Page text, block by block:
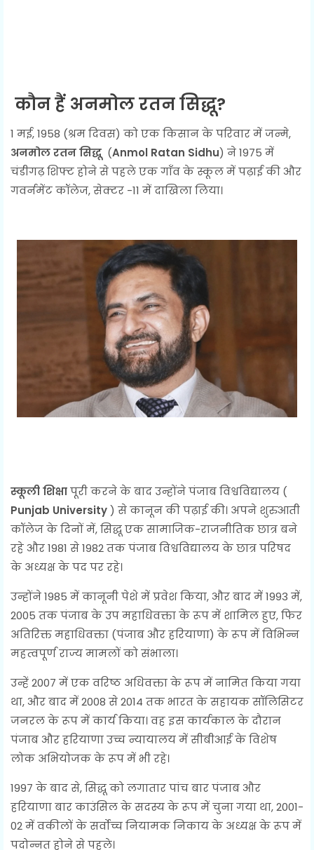
कौन हैं अनमोल रतन सिद्धू?
1 मई, 1958 (श्रम दिवस) को एक किसान के परिवार में जन्मे,
अनमोल रतन सिद्धू (Anmol Ratan Sidhu) ने 1975 में
चंडीगढ़ शिफ्ट होने से पहले एक गाँव के स्कूल में पढ़ाई की और
गवर्नमेंट कॉलेज, सेक्टर -11 में दाखिला लिया।
स्कूली शिक्षापूरी करने के बाद उन्होंने पंजाब विश्वविद्यालय (
Punjab University) से कानून की पढ़ाई की। अपने शुरुआती
कॉलेज के दिनों में, सिद्धू एक सामाजिक-राजनीतिक छात्र बने
रहे और 1981 से 1982 तक पंजाब विश्वविद्यालय के छात्र परिषद
के अध्यक्ष के पद पर रहे।
उन्होंने 1985 में कानूनी पेशे में प्रवेश किया, और बाद में 1993 में,
2005 तक पंजाब के उप महाधिवक्ता के रूप में शामिल हुए, फिर
अतिरिक्त महाधिवक्ता (पंजाब और हरियाणा) के रूप में विभिन्न
महत्वपूर्ण राज्य मामलों को संभाला।
उन्हें 2007 में एक वरिष्ठ अधिवक्ता के रूप में नामित किया गया
था, और बाद में 2008 से 2014 तक भारत के सहायक सॉलिसिटर
जनरल के रूप में कार्य किया। वह इस कार्यकाल के दौरान
पंजाब और हरियाणा उच्च न्यायालय में सीबीआई के विशेष
लोक अभियोजक के रूप में भी रहे।
1997 के बाद से, सिद्धू को लगातार पांच बार पंजाब और
हरियाणा बार काउंसिल के सदस्य के रूप में चुना गया था, 2001-
02 में वकीलों के सर्वोच्च नियामक निकाय के अध्यक्ष के रूप में
पदोन्नत होने से पहले।